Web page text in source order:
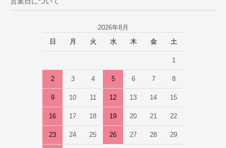
2026年8月
日
月 火 水 木 金 土
1
2 3 4 5 6 7 8
9 10 11 12 13 14 15
16 17 18 19 20 21 22
23 24 25 26 27 28 29